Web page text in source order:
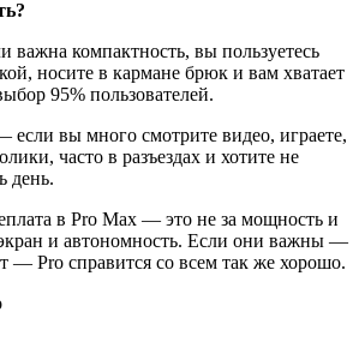
важна компактность, вы пользуетесь
носите в кармане брюк и вам хватает
95% пользователей.
если вы много смотрите видео, играете,
часто в разъездах и хотите не
день.
в Pro Max — это не за мощность и
экран и автономность. Если они важны —
— Pro справится со всем так же хорошо.